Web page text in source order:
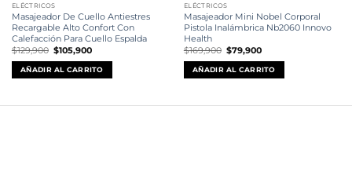
ELÉCTRICOS
Masajeador De Cuello Antiestres
Recargable Alto Confort Con
Calefacción Para Cuello Espalda
$129,900 El
precio
original
era:
$129,900.
$105,900El
actual
es:
$105,900.
AÑADIR AL CARRITO
ELÉCTRICOS
Masajeador Mini Nobel Corporal
Pistola Inalámbrica Nb2060 Innovo
Health
$169,900 El
precio
original
era:
$169,900.
$79,900El
actual
es:
$79,900.
AÑADIR AL CARRITO